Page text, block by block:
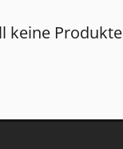
keine Produkte